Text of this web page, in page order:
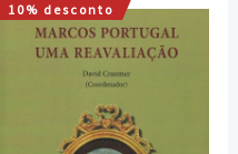
10% desconto
O
preço
original
18,00 €.
O
preço
atual
é:
16,20 €.